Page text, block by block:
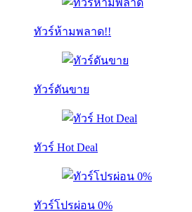
ทัวร์ห้ามพลาด!!
ทัวร์ดันขาย
ทัวร์ Hot Deal
ทัวร์โปรผ่อน 0%